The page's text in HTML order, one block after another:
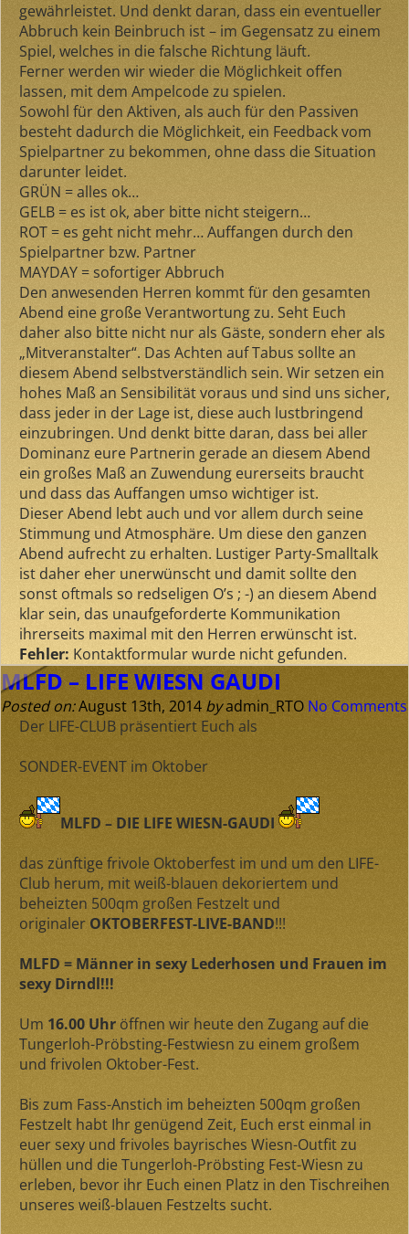
gewährleistet. Und denkt daran, dass ein eventueller
Abbruch kein Beinbruch ist – im Gegensatz zu einem
Spiel, welches in die falsche Richtung läuft.
Ferner werden wir wieder die Möglichkeit offen
lassen, mit dem Ampelcode zu spielen.
Sowohl für den Aktiven, als auch für den Passiven
besteht dadurch die Möglichkeit, ein Feedback vom
Spielpartner zu bekommen, ohne dass die Situation
darunter leidet.
GRÜN = alles ok…
GELB = es ist ok, aber bitte nicht steigern…
ROT = es geht nicht mehr… Auffangen durch den
Spielpartner bzw. Partner
MAYDAY = sofortiger Abbruch
Den anwesenden Herren kommt für den gesamten
Abend eine große Verantwortung zu. Seht Euch
daher also bitte nicht nur als Gäste, sondern eher als
„Mitveranstalter“. Das Achten auf Tabus sollte an
diesem Abend selbstverständlich sein. Wir setzen ein
hohes Maß an Sensibilität voraus und sind uns sicher,
dass jeder in der Lage ist, diese auch lustbringend
einzubringen. Und denkt bitte daran, dass bei aller
Dominanz eure Partnerin gerade an diesem Abend
ein großes Maß an Zuwendung eurerseits braucht
und dass das Auffangen umso wichtiger ist.
Dieser Abend lebt auch und vor allem durch seine
Stimmung und Atmosphäre. Um diese den ganzen
Abend aufrecht zu erhalten. Lustiger Party-Smalltalk
ist daher eher unerwünscht und damit sollte den
sonst oftmals so redseligen O’s ; -) an diesem Abend
klar sein, das unaufgeforderte Kommunikation
ihrerseits maximal mit den Herren erwünscht ist.
Fehler: Kontaktformular wurde nicht gefunden.
MLFD – LIFE WIESN GAUDI
Posted on:August 13th, 2014 byadmin_RTO No Comments
Der LIFE-CLUB präsentiert Euch als
SONDER-EVENT im Oktober
MLFD – DIE LIFE WIESN-GAUDI
das zünftige frivole Oktoberfest im und um den LIFE-
Club herum, mit weiß-blauen dekoriertem und
beheizten 500qm großen Festzelt und
originaler OKTOBERFEST-LIVE-BAND!!!
MLFD = Männer in sexy Lederhosen und Frauen im
sexy Dirndl!!!
Um 16.00 Uhr öffnen wir heute den Zugang auf die
Tungerloh-Pröbsting-Festwiesn zu einem großem
und frivolen Oktober-Fest.
Bis zum Fass-Anstich im beheizten 500qm großen
Festzelt habt Ihr genügend Zeit, Euch erst einmal in
euer sexy und frivoles bayrisches Wiesn-Outfit zu
hüllen und die Tungerloh-Pröbsting Fest-Wiesn zu
erleben, bevor ihr Euch einen Platz in den Tischreihen
unseres weiß-blauen Festzelts sucht.